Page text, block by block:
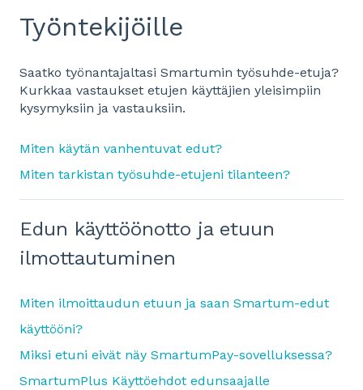
Työntekijöille
Saatko työnantajaltasi Smartumin työsuhde-etuja?
Kurkkaa vastaukset etujen käyttäjien yleisimpiin
kysymyksiin ja vastauksiin.
Miten käytän vanhentuvat edut?
Miten tarkistan työsuhde-etujeni tilanteen?
Edun käyttöönotto ja etuun
ilmottautuminen
Miten ilmoittaudun etuun ja saan Smartum-edut
käyttööni?
Miksi etuni eivät näy SmartumPay-sovelluksessa?
SmartumPlus Käyttöehdot edunsaajalle